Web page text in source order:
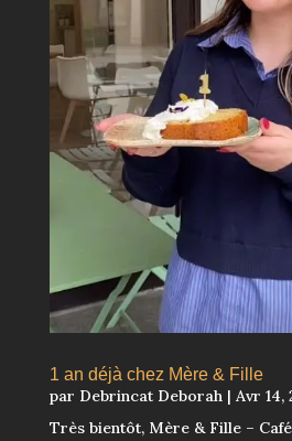
1 an déjà chez Mère & Fille
par Debrincat Deborah | Avr 14,
Très bientôt, Mère & Fille –